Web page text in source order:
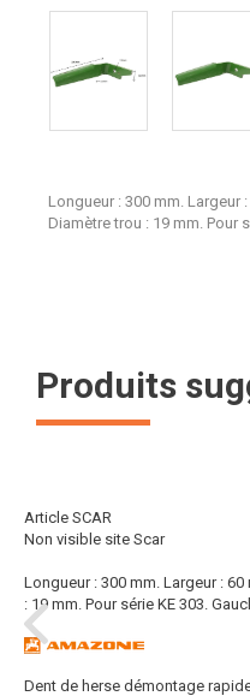
Longueur : 300 mm. Largeur
Diamètre trou : 19 mm. Pour
Produits
Article SCAR
Non visible site Scar
Longueur : 300 mm. Largeur :
: 19 mm. Pour série KE 303.
Dent de herse démontage